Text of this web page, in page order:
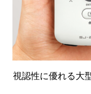
視認性に優れる大